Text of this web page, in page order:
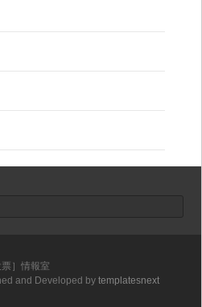
／住民投票］情報室
and Developed bytemplatesnext